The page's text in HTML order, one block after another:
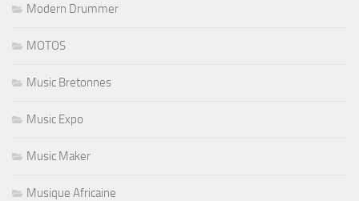
Modern Drummer
MOTOS
Music Bretonnes
Music Expo
Music Maker
Musique Africaine